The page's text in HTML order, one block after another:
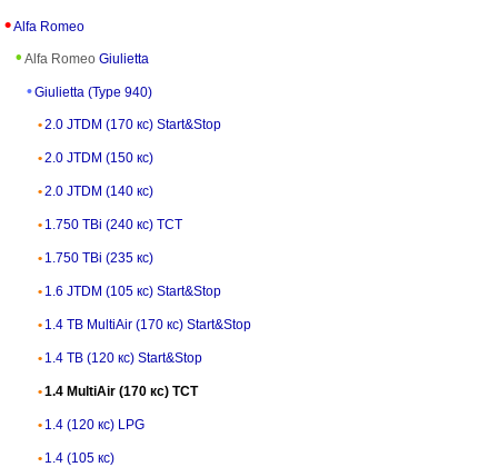
Alfa Romeo
Alfa Romeo Giulietta
Giulietta (Type 940)
2.0 JTDM (170 кс) Start&Stop
2.0 JTDM (150 кс)
2.0 JTDM (140 кс)
1.750 TBi (240 кс) TCT
1.750 TBi (235 кс)
1.6 JTDM (105 кс) Start&Stop
1.4 TB MultiAir (170 кс) Start&Stop
1.4 TB (120 кс) Start&Stop
1.4 MultiAir (170 кс) TCT
1.4 (120 кс) LPG
1.4 (105 кс)